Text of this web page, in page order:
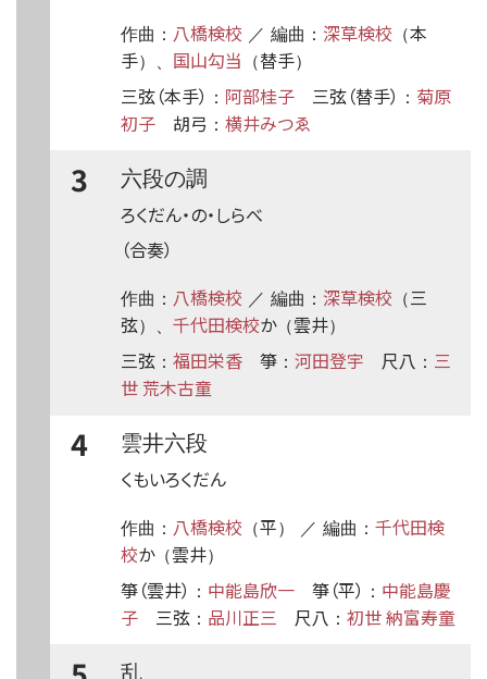
作曲： 八橋検校 ／ 編曲： 深草検校 （本
手）、 国山勾当 （替手）
三弦（本手） ： 阿部桂子 三弦（替手） ： 菊原
初子
胡弓 ： 横井みつゑ
3
六段の調
ろくだん・の・しらべ
（合奏）
作曲： 八橋検校 ／ 編曲： 深草検校 （三
弦）、 千代田検校か（雲井）
三弦 ： 福田栄香 箏 ： 河田登宇 尺八 ： 三
世 荒木古童
4
雲井六段
くもいろくだん
作曲： 八橋検校 （平） ／ 編曲： 千代田検
校か（雲井）
箏（雲井） ： 中能島欣一 箏（平） ： 中能島慶
子
三弦 ： 品川正三 尺八 ： 初世 納富寿童
乱